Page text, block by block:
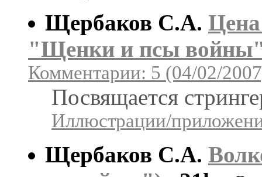
Щербаков С.А.
"Щенки и псы
Комментарии: 5 (04/02/
Посвящается
Иллюстрации/
Щербаков С.А.